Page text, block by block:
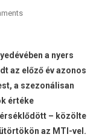
a nyers
az előző év azonos
a szezonálisan
értéke
– közölte
az MTI-vel.